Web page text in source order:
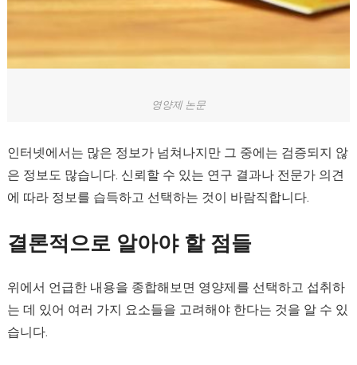
영양제 논문
인터넷에서는 많은 정보가 넘쳐나지만 그 중에는 검증되지 않
은 정보도 많습니다. 신뢰할 수 있는 연구 결과나 전문가 의견
에 따라 정보를 습득하고 선택하는 것이 바람직합니다.
결론적으로 알아야 할 점들
위에서 언급한 내용을 종합해보면 영양제를 선택하고 섭취하
는 데 있어 여러 가지 요소들을 고려해야 한다는 것을 알 수 있
습니다.